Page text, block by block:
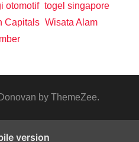
otomotif togel singapore
Capitals Wisata Alam
by ThemeZee.
version